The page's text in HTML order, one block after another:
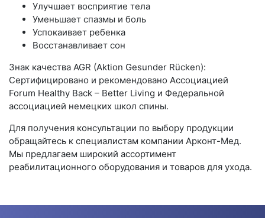
Улучшает восприятие тела
Уменьшает спазмы и боль
Успокаивает ребенка
Восстанавливает сон
Знак качества AGR (Aktion Gesunder Rücken):
Сертифицировано и рекомендовано Ассоциацией
Forum Healthy Back – Better Living и Федеральной
ассоциацией немецких школ спины.
Для получения консультации по выбору продукции
обращайтесь к специалистам компании Арконт-Мед.
Мы предлагаем широкий ассортимент
реабилитационного оборудования и товаров для ухода.